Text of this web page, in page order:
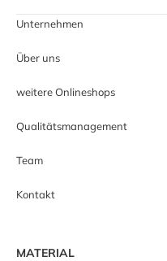
Unternehmen
Über uns
weitere Onlineshops
Qualitätsmanagement
Team
Kontakt
MATERIAL